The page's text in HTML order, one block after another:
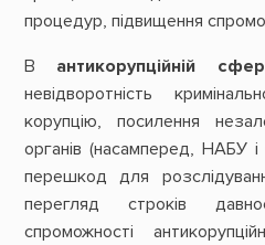
процедур, підвищення
В антикорупційній
невідворотність
корупцію, посилення
органів (насамперед, НАБУ
перешкод для
перегляд строків
спроможності